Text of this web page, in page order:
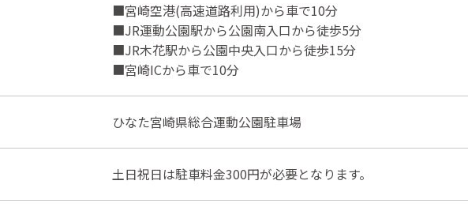
■宮崎空港(高速道路利用)から車で10分
■JR運動公園駅から公園南入口から徒歩5分
■JR木花駅から公園中央入口から徒歩15分
■宮崎ICから車で10分
ひなた宮崎県総合運動公園駐車場
土日祝日は駐車料金300円が必要となります。